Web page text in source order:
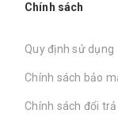
Chính sách
Quy định sử dụng
Chính sách bảo
Chính sách đổi